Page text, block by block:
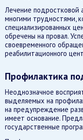
Лечение подростковой
многими трудностями,
специализированных
обречены на провал.
своевременного
реабилитационного
Профилактика
Неоднозначное
выделяемых на
на предупреждение
имеет основание.
государственные